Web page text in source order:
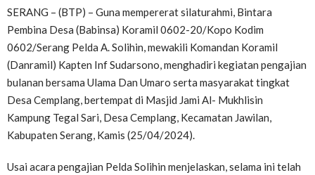
SERANG – (BTP) – Guna mempererat silaturahmi, Bintara
Pembina Desa (Babinsa) Koramil 0602-20/Kopo Kodim
0602/Serang Pelda A. Solihin, mewakili Komandan Koramil
(Danramil) Kapten Inf Sudarsono, menghadiri kegiatan pengajian
bulanan bersama Ulama Dan Umaro serta masyarakat tingkat
Desa Cemplang, bertempat di Masjid Jami Al- Mukhlisin
Kampung Tegal Sari, Desa Cemplang, Kecamatan Jawilan,
Kabupaten Serang, Kamis (25/04/2024).
Usai acara pengajian Pelda Solihin menjelaskan, selama ini telah